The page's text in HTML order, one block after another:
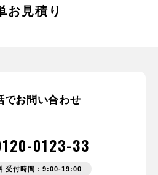
お見積り
でお問い合わせ
0123-33
受付時間：9:00-19:00